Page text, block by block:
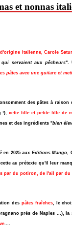
et nonnas
italienne, Carole
servaient aux pêcheurs".
pâtes avec une guitare et
des pâtes à
!),cette fille et petite fille de
et des ingrédients "bien
en 2025 aux Editions Mango,
au prétexte qu'il leur
par du potiron, de l'ail par
des pâtes fraîches, le
près de Naples ...),
....